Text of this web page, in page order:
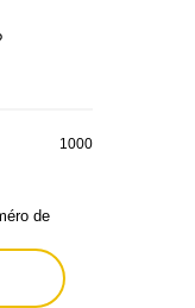
1000
de